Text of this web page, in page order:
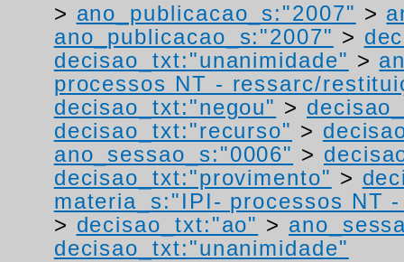
> ano_publicacao_s:"2007" >
ano_publicacao_s:"2007" >
decisao_txt:"unanimidade" >
processos NT - ressarc/
decisao_txt:"negou" >
decisao_txt:"recurso" >
ano_sessao_s:"0006" >
decisao_txt:"provimento" >
materia_s:"IPI- processos NT
> decisao_txt:"ao" >
decisao_txt:"unanimidade"